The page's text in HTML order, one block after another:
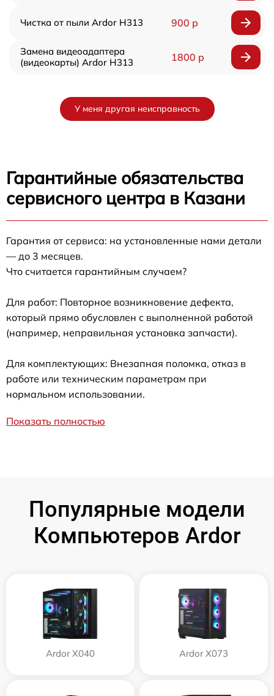
Чистка от пыли Ardor H313 900 р
Замена видеоадаптера
(видеокарты) Ardor H313
1800 р
У меня другая неисправность
Гарантийные обязательства
сервисного центра в Казани
Гарантия от сервиса: на установленные нами детали
— до 3 месяцев.
Что считается гарантийным случаем?
Для работ: Повторное возникновение дефекта,
который прямо обусловлен с выполненной работой
(например, неправильная установка запчасти).
Для комплектующих: Внезапная поломка, отказ в
работе или техническим параметрам при
нормальном использовании.
Показать полностью
Популярные модели
Компьютеров Ardor
Ardor X040 Ardor X073